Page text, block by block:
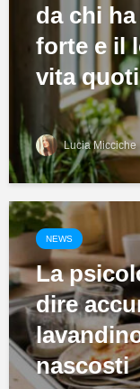
da chi
forte e il
vita
Lucia Micciche
NEWS
La
dire
nascosti